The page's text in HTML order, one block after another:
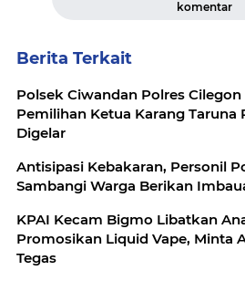
komentar
Berita Terkait
Polsek Ciwandan Polres
Pemilihan Ketua Karang Taruna
Digelar
Antisipasi Kebakaran, Personil
Sambangi Warga Berikan
KPAI Kecam Bigmo Libatkan
Promosikan Liquid Vape, Minta
Tegas